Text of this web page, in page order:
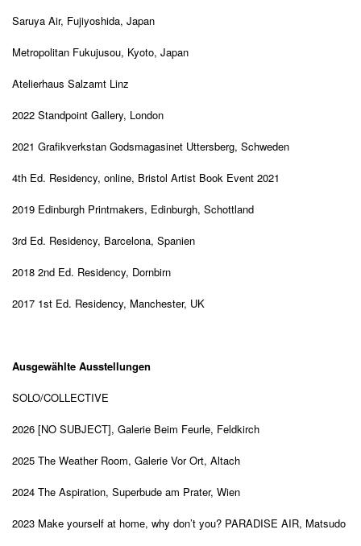
Saruya Air, Fujiyoshida, Japan
Metropolitan Fukujusou, Kyoto, Japan
Atelierhaus Salzamt Linz
2022 Standpoint Gallery, London
2021 Grafikverkstan Godsmagasinet Uttersberg, Schweden
4th Ed. Residency, online, Bristol Artist Book Event 2021
2019 Edinburgh Printmakers, Edinburgh, Schottland
3rd Ed. Residency, Barcelona, Spanien
2018 2nd Ed. Residency, Dornbirn
2017 1st Ed. Residency, Manchester, UK
Ausgewählte Ausstellungen
SOLO/COLLECTIVE
2026 [NO SUBJECT], Galerie Beim Feurle, Feldkirch
2025 The Weather Room, Galerie Vor Ort, Altach
2024 The Aspiration, Superbude am Prater, Wien
2023 Make yourself at home, why don’t you? PARADISE AIR, Matsudo